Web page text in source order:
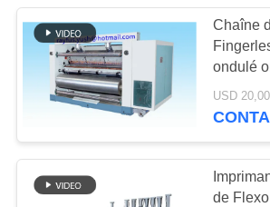
NOUVELLES
DEMANDEZ
CITATION
machine de
dossier de
Chaîne
ondulé
gifle
de